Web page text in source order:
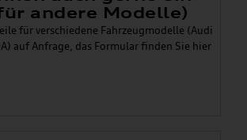
andere Modelle)
für verschiedene Fahrzeugmodelle (Audi
auf Anfrage, das Formular finden Sie hier